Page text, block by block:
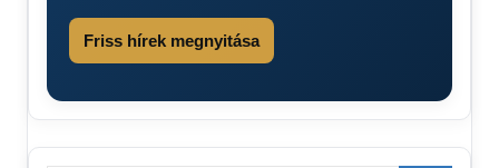
Friss hírek megnyitása